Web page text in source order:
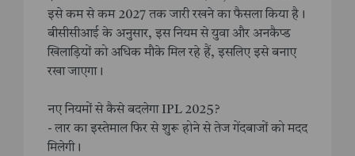
इसे कम से कम 2027 तक जारी रखने का फैसला किया है।
बीसीसीआई के अनुसार, इस नियम से युवा और अनकैप्ड
खिलाड़ियों को अधिक मौके मिल रहे हैं, इसलिए इसे बनाए
रखा जाएगा।
नए नियमों से कैसे बदलेगा IPL 2025?
- लार का इस्तेमाल फिर से शुरू होने से तेज गेंदबाजों को मदद
मिलेगी।